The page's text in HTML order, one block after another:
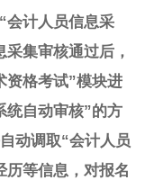
会计人员信息采
集审核通过后，
资格考试”模块进
统自动审核”的方
动调取“会计人员
历等信息，对报名